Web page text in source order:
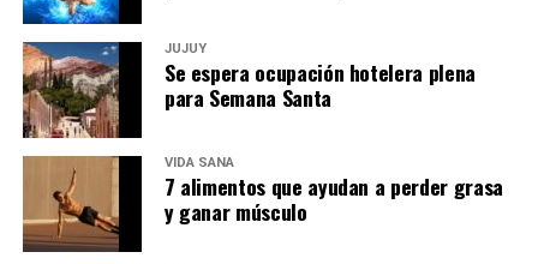
JUJUY
Se espera ocupación hotelera plena
para Semana Santa
VIDA SANA
7 alimentos que ayudan a perder grasa
y ganar músculo